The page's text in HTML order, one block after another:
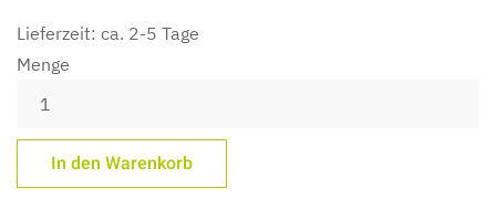
Lieferzeit: ca. 2-5 Tage
Menge